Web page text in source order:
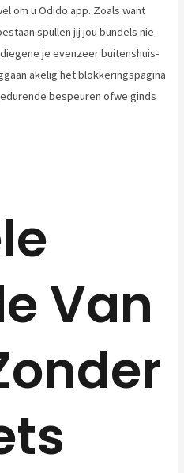
om u Odido app. Zoals want
spullen jij jou bundels nie
je evenzeer buitenshuis-
akelig het blokkeringspagina
bespeuren ofwe ginds
Van